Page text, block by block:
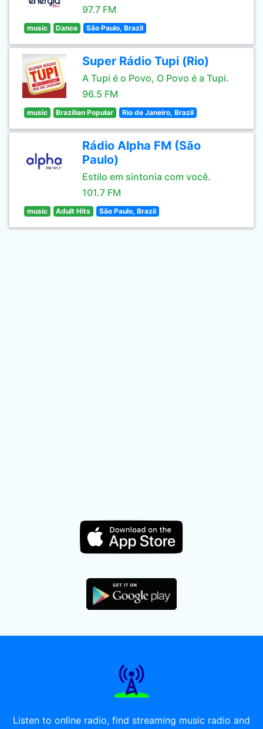
97.7 FM
music Dance São Paulo, Brazil
Super Rádio Tupi (Rio)
A Tupi é o Povo, O Povo é a Tupi.
96.5 FM
music Brazilian Popular Rio de Janeiro, Brazil
Rádio Alpha FM (São
Paulo)
Estilo em sintonia com você.
101.7 FM
music Adult Hits São Paulo, Brazil
Listen to online radio, find streaming music radio and